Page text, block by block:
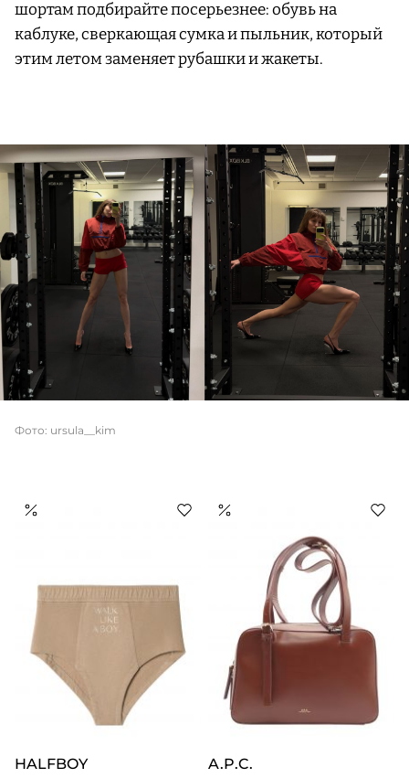
шортам подбирайте посерьезнее: обувь на
каблуке, сверкающая сумка и пыльник, который
этим летом заменяет рубашки и жакеты.
Фото: ursula__kim
HALFBOY A.P.C.